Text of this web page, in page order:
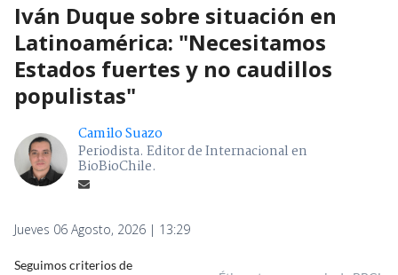
Iván Duque sobre situación en
Latinoamérica: "Necesitamos
Estados fuertes y no caudillos
populistas"
Camilo Suazo
Periodista. Editor de Internacional en
BioBioChile.
Jueves 06 Agosto, 2026 | 13:29
Seguimos criterios de